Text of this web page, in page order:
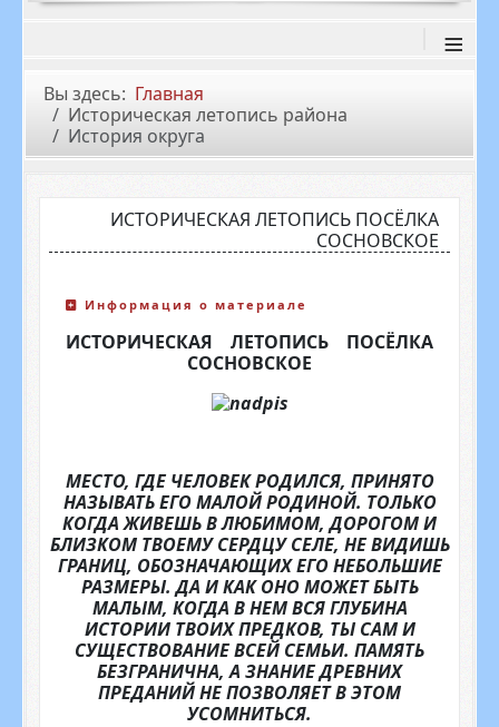
≡
Вы здесь: Главная
Историческая летопись района
История округа
ИСТОРИЧЕСКАЯ ЛЕТОПИСЬ ПОСЁЛКА
СОСНОВСКОЕ
Информация о материале
ИСТОРИЧЕСКАЯ ЛЕТОПИСЬ ПОСЁЛКА
СОСНОВСКОЕ
МЕСТО, ГДЕ ЧЕЛОВЕК РОДИЛСЯ, ПРИ­НЯТО
НАЗЫВАТЬ ЕГО МАЛОЙ РОДИ­НОЙ. ТОЛЬКО
КОГДА ЖИВЕШЬ В ЛЮ­БИМОМ, ДОРОГОМ И
БЛИЗКОМ ТВО­ЕМУ СЕРДЦУ СЕЛЕ, НЕ ВИДИШЬ
ГРА­НИЦ, ОБОЗНАЧАЮЩИХ ЕГО НЕБОЛЬ­ШИЕ
РАЗМЕРЫ. ДА И КАК ОНО МО­ЖЕТ БЫТЬ
МАЛЫМ, КОГДА В НЕМ ВСЯ ГЛУБИНА
ИСТОРИИ ТВОИХ ПРЕДКОВ, ТЫ САМ И
СУЩЕСТВОВАНИЕ ВСЕЙ СЕМЬИ. ПАМЯТЬ
БЕЗГРАНИЧНА, А ЗНАНИЕ ДРЕВНИХ
ПРЕДАНИЙ НЕ ПОЗВОЛЯЕТ В ЭТОМ
УСОМНИТЬСЯ.